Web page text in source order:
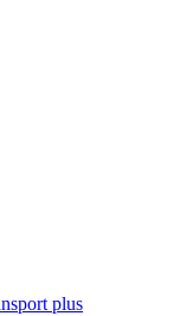
plus